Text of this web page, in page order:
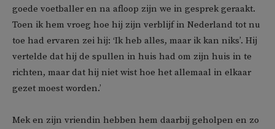
goede voetballer en na afloop zijn we in gesprek geraakt.
Toen ik hem vroeg hoe hij zijn verblijf in Nederland tot nu
toe had ervaren zei hij: ‘Ik heb alles, maar ik kan niks’. Hij
vertelde dat hij de spullen in huis had om zijn huis in te
richten, maar dat hij niet wist hoe het allemaal in elkaar
gezet moest worden.’
Mek en zijn vriendin hebben hem daarbij geholpen en zo